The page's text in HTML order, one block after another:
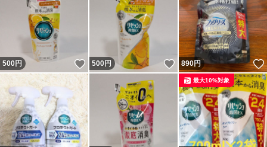
500円 いいね！
500円 いいね！
890円
最大10%対象